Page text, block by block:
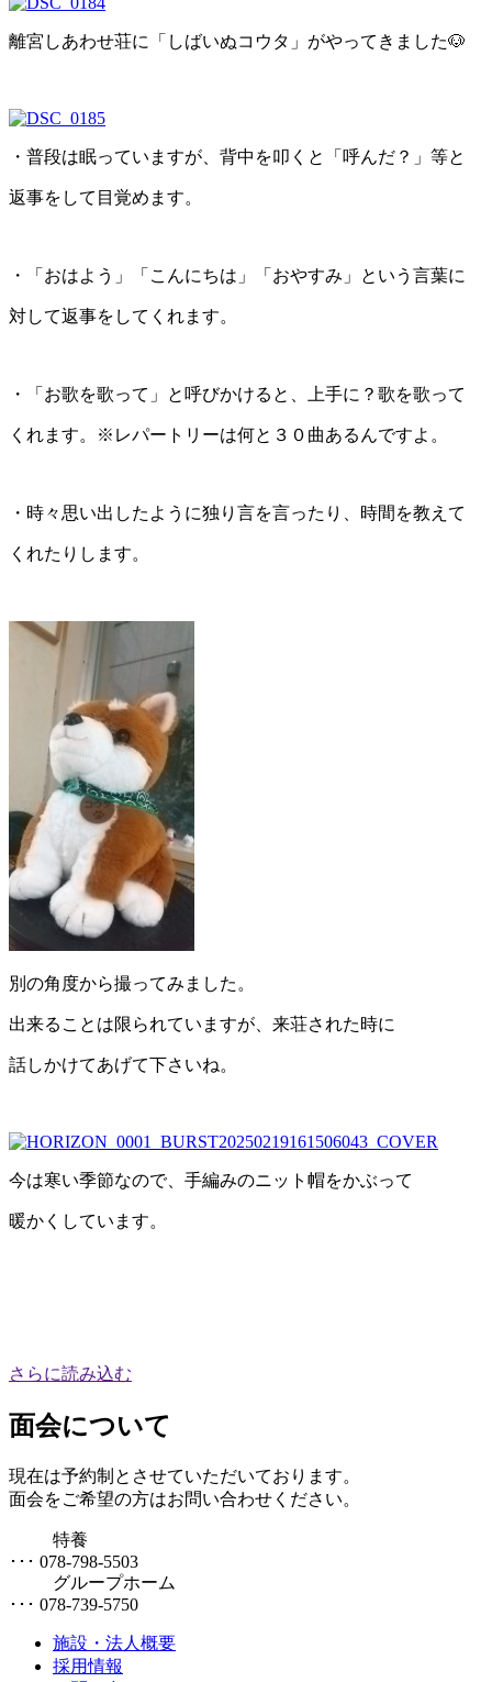
離宮しあわせ荘に「しばいぬコウタ」がやってきました🐶
・普段は眠っていますが、背中を叩くと「呼んだ？」等と
返事をして目覚めます。
・「おはよう」「こんにちは」「おやすみ」という言葉に
対して返事をしてくれます。
・「お歌を歌って」と呼びかけると、上手に？歌を歌って
くれます。※レパートリーは何と３０曲あるんですよ。
・時々思い出したように独り言を言ったり、時間を教えて
くれたりします。
別の角度から撮ってみました。
出来ることは限られていますが、来荘された時に
話しかけてあげて下さいね。
今は寒い季節なので、手編みのニット帽をかぶって
暖かくしています。
さらに読み込む
面会について
現在は予約制とさせていただいております。
面会をご希望の方はお問い合わせください。
特養
･･･ 078-798-5503
グループホーム
･･･ 078-739-5750
施設・法人概要
採用情報